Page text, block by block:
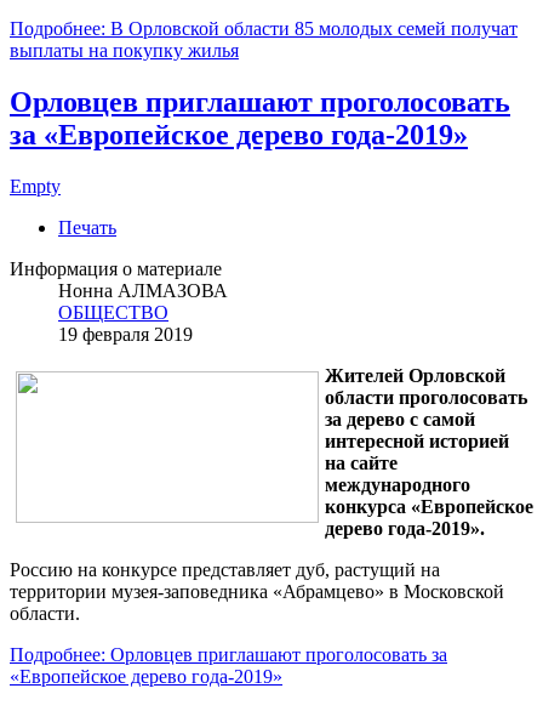
Подробнее: В Орловской области 85 молодых семей получат
выплаты на покупку жилья
Орловцев приглашают проголосовать
за «Европейское дерево года-2019»
Empty
Печать
Информация о материале
Нонна АЛМАЗОВА
ОБЩЕСТВО
19 февраля 2019
Жителей Орловской
области проголосовать
за дерево с самой
интересной историей
на сайте
международного
конкурса «Европейское
дерево года-2019».
Россию на конкурсе представляет дуб, растущий на
территории музея-заповедника «Абрамцево» в Московской
области.
Подробнее: Орловцев приглашают проголосовать за
«Европейское дерево года-2019»